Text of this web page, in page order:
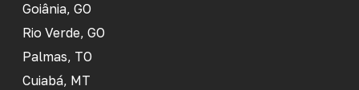
Goiânia, GO
Rio Verde, GO
Palmas, TO
Cuiabá, MT